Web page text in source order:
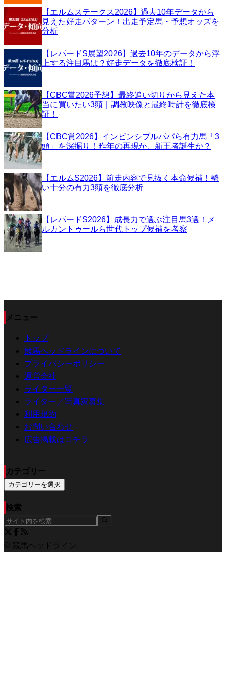
【エルムステークス2026】過去10年データから
見えた好走パターン！出走予定馬・予想オッズを
分析
【レパードS展望2026】過去10年のデータから浮
上する注目馬は？好走データを徹底検証！
【CBC賞2026予想】最終追い切りから見えた本
当に買いたい3頭｜調教映像と最終時計を徹底検
証！
【CBC賞2026】インビンシブルパパら有力馬「3
頭」を深掘り！昨年の再現か、新王者誕生か？
【エルムS2026】前走内容で見抜く本命候補！勢
い十分の有力3頭を徹底分析
【レパードS2026】成長力で選ぶ注目馬3選！メ
ルカントゥールら世代トップ候補を考察
メニュー
トップ
競馬ヘッドラインについて
プライバシーポリシー
運営会社
ライター一覧
ライター／写真家募集
利用規約
お問い合わせ
広告掲載はコチラ
カテゴリー
カテゴリーを選択
検索
© 競馬ヘッドライン